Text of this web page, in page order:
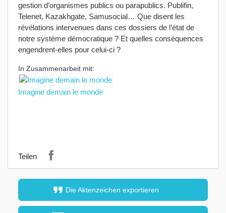
format_quote Die Aktenzeichen exportieren
gestion d’organismes publics ou parapublics. Publifin,
Telenet, Kazakhgate, Samusocial… Que disent les
révélations intervenues dans ces dossiers de l’état de
notre système démocratique ? Et quelles conséquences
engendrent-elles pour celui-ci ?
In Zusammenarbeit mit:
Imagine demain le monde
Teilen